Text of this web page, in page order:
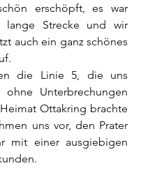
erschöpft, es war
lange Strecke und wir
auch ein ganz schönes
die Linie 5, die uns
ohne Unterbrechungen
Ottakring brachte
uns vor, den Prater
mit einer ausgiebigen